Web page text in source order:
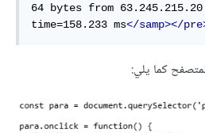
64 bytes from
time=158.233 ms</samp></
كما يلي: